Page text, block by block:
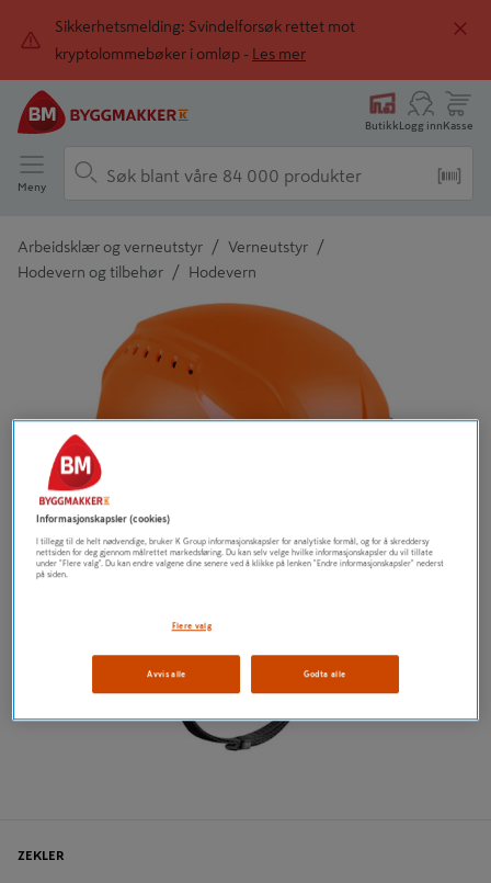
Sikkerhetsmelding: Svindelforsøk rettet mot
kryptolommebøker i omløp -
Les mer
ButikkLogg innKasse
Meny
Arbeidsklær og verneutstyr / Verneutstyr /
Hodevern og tilbehør / Hodevern
Detaljert beskrivelse finnes i produktbeskrivelsen
ZEKLER
Informasjonskapsler (cookies)
I tillegg til de helt nødvendige, bruker K Group informasjonskapsler for analytiske formål, og for å skreddersy
nettsiden for deg gjennom målrettet markedsføring. Du kan selv velge hvilke informasjonskapsler du vil tillate
under "Flere valg". Du kan endre valgene dine senere ved å klikke på lenken "Endre informasjonskapsler" nederst
på siden.
Flere valg
Avvis alle Godta alle